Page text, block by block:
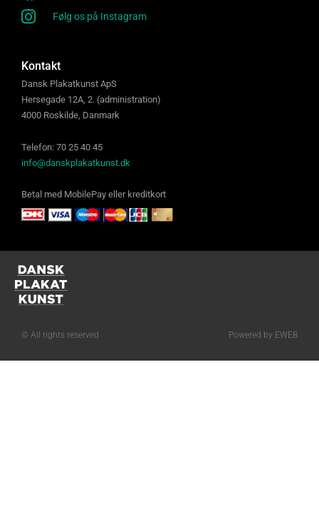
Følg os på Instagram
Kontakt
Dansk Plakatkunst ApS
Hersegade 12A, 2. (administration)
4000 Roskilde, Danmark
Telefon: 70 25 40 45
info@danskplakatkunst.dk
Betal med MobilePay eller kreditkort
© All rights reserved Powered by EWEB